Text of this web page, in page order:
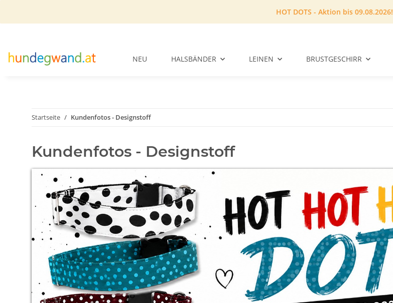
HOT DOTS - Aktion bis 09.08.2026!
NEU HALSBÄNDER LEINEN BRUSTGESCHIRR
Startseite Kundenfotos - Designstoff
Kundenfotos - Designstoff